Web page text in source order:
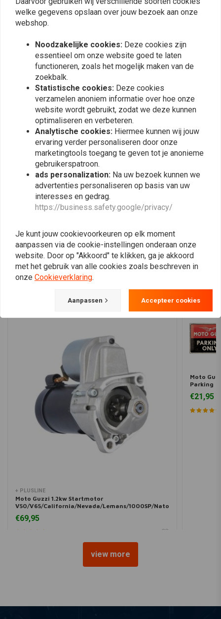
Plaats ook een review
Vergelijkbare producten
UNIT GARAGE
Uitlaat hitte shild Moto
Guzzi V7
€111,32
ATHENA
Moto Guzzi V30 350/500
€3,67
View more
+ PLUSLINE
Moto Guzzi 1.2kw Startmotor
V50/V65/California/Nevada/Lemans/1000SP/Nato
€69,95
Moto
Parking
Reclame
bord
€21,95
view more
welke gegevens opslaan over jouw bezoek aan onze
webshop.
Noodzakelijke cookies: Deze cookies zijn
essentieel om onze website goed te laten
functioneren, zoals het mogelijk maken van de
zoekbalk.
Statistische cookies: Deze cookies
verzamelen anoniem informatie over hoe onze
website wordt gebruikt, zodat we deze kunnen
optimaliseren en verbeteren.
Analytische cookies: Hiermee kunnen wij jouw
ervaring verder personaliseren door onze
marketingtools toegang te geven tot je anonieme
gebruikerspatroon.
ads personalization: Na uw bezoek kunnen we
advertenties personaliseren op basis van uw
interesses en gedrag.
https://business.safety.google/privacy/
Je kunt jouw cookievoorkeuren op elk moment
aanpassen via de cookie-instellingen onderaan onze
website. Door op "Akkoord" te klikken, ga je akkoord
met het gebruik van alle cookies zoals beschreven in
onze Cookieverklaring.
Aanpassen Accepteer cookies